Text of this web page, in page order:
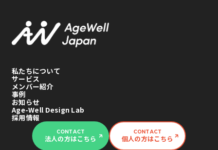
私たちについて
サービス
メンバー紹介
事例
お知らせ
Age-Well Design Lab
採用情報
CONTACT
法人の方はこちら
CONTACT
個人の方はこちら